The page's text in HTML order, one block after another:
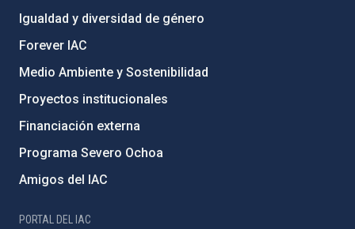
Igualdad y diversidad de género
Forever IAC
Medio Ambiente y Sostenibilidad
Proyectos institucionales
Financiación externa
Programa Severo Ochoa
Amigos del IAC
PORTAL DEL IAC